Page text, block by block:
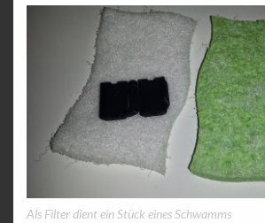
Als Filter dient ein Stück eines Schwamms